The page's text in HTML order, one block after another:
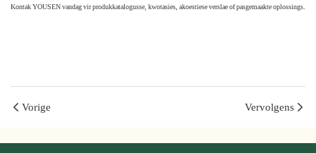
Kontak YOUSEN vandag vir produkkatalogusse, kwotasies, akoestiese verslae of pasgemaakte oplossings.
Vorige Vervolgens